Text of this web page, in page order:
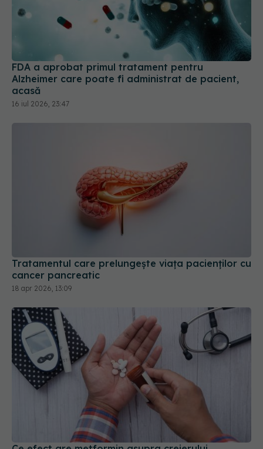
FDA a aprobat primul tratament pentru
Alzheimer care poate fi administrat de pacient,
acasă
16 iul 2026, 23:47
Tratamentul care prelungește viața pacienților cu
cancer pancreatic
18 apr 2026, 13:09